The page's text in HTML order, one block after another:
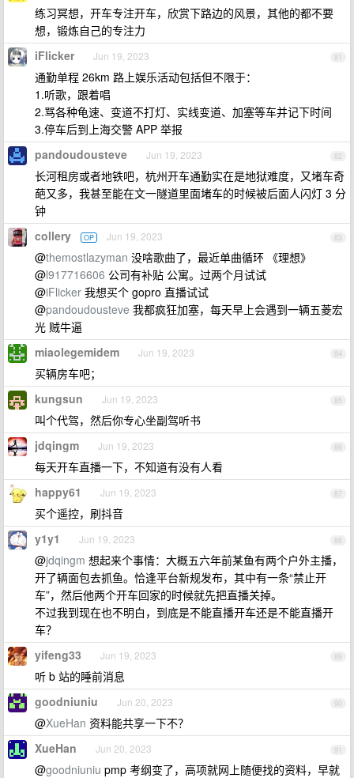
练习冥想，开车专注开车，欣赏下路边的风景，其他的都不要
想，锻炼自己的专注力
81
iFlicker Jun 19, 2023
通勤单程 26km 路上娱乐活动包括但不限于：
1.听歌，跟着唱
2.骂各种龟速、变道不打灯、实线变道、加塞等车并记下时间
3.停车后到上海交警 APP 举报
82
pandoudousteve Jun 19, 2023
长河租房或者地铁吧，杭州开车通勤实在是地狱难度，又堵车奇
葩又多，我甚至能在文一隧道里面堵车的时候被后面人闪灯 3 分
钟
83
collery OP Jun 19, 2023
@themostlazyman 没啥歌曲了，最近单曲循环 《理想》
@l917716606 公司有补贴 公寓。过两个月试试
@iFlicker 我想买个 gopro 直播试试
@pandoudousteve 我都疯狂加塞，每天早上会遇到一辆五菱宏
光 贼牛逼
84
miaolegemidem Jun 19, 2023
买辆房车吧；
85
kungsun Jun 19, 2023
叫个代驾，然后你专心坐副驾听书
86
jdqingm Jun 19, 2023
每天开车直播一下，不知道有没有人看
87
happy61 Jun 19, 2023
买个遥控，刷抖音
88
y1y1 Jun 19, 2023
@jdqingm 想起来个事情：大概五六年前某鱼有两个户外主播，
开了辆面包去抓鱼。恰逢平台新规发布，其中有一条“禁止开
车”，然后他两个开车回家的时候就先把直播关掉。
不过我到现在也不明白，到底是不能直播开车还是不能直播开
车？
89
yifeng33 Jun 19, 2023
听 b 站的睡前消息
90
goodniuniu Jun 20, 2023
@XueHan 资料能共享一下不？
91
XueHan Jun 20, 2023
@goodniuniu pmp 考纲变了，高项就网上随便找的资料，早就